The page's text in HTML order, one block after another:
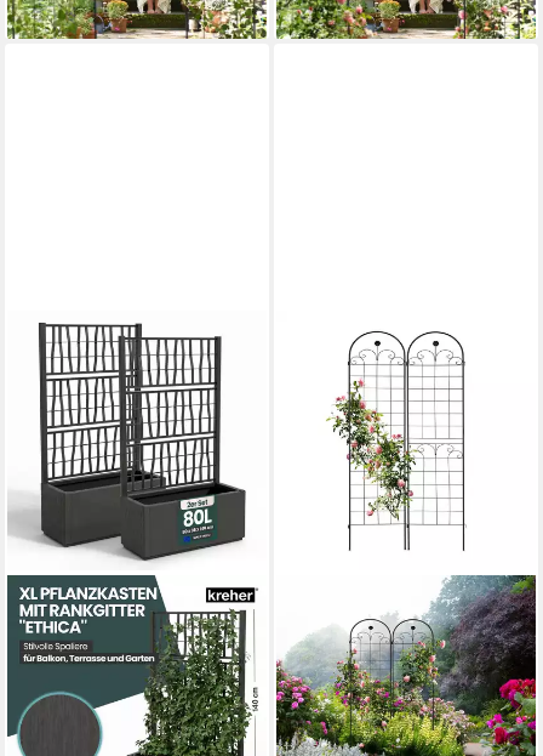
lieferbar - in 2-3 Werktagen bei dir